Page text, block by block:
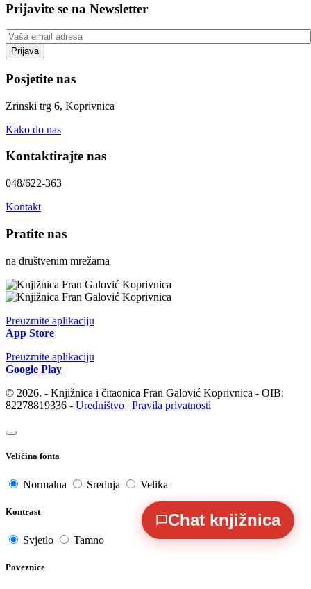
Prijavite se na Newsletter
Posjetite nas
Zrinski trg 6, Koprivnica
Kako do nas
Kontaktirajte nas
048/622-363
Kontakt
Pratite nas
na društvenim mrežama
Preuzmite aplikaciju
App Store
Preuzmite aplikaciju
Google Play
© 2026. - Knjižnica i čitaonica Fran Galović Koprivnica - OIB:
82278819336 - Uredništvo | Pravila privatnosti
Veličina fonta
Normalna Srednja Velika
Kontrast
Svjetlo Tamno
Poveznice
Chat knjižnica